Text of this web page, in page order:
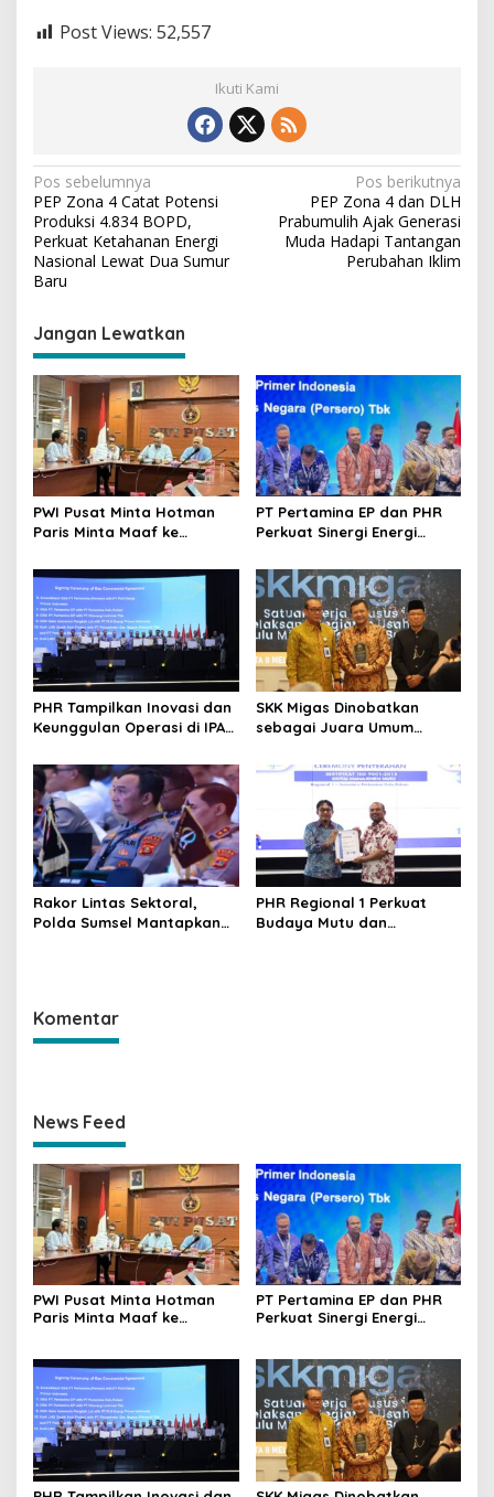
Post Views: 52,557
Ikuti Kami
N
a
v
i
a
s
i
p
o
s
Pos sebelumnya
PEP Zona 4 Catat Potensi
Produksi 4.834 BOPD,
Perkuat Ketahanan Energi
Nasional Lewat Dua Sumur
Baru
Pos berikutnya
PEP Zona 4 dan DLH
Prabumulih Ajak Generasi
Muda Hadapi Tantangan
Perubahan Iklim
Jangan Lewatkan
PWI Pusat Minta Hotman
Paris Minta Maaf ke
Martabat Pers Harus
Dihormati
PT Pertamina EP dan PHR
Perkuat Sinergi Energi
Kesepakatan Jual Beli Gas
di IPA Convex 2026
PHR Tampilkan Inovasi dan
Keunggulan Operasi di IPA
Ketahanan Energi Nasional
SKK Migas Dinobatkan
sebagai Juara Umum
Negara 2025
Rakor Lintas Sektoral,
Polda Sumsel Mantapkan
PHR Regional 1 Perkuat
Budaya Mutu dan
Komentar
News Feed
PWI Pusat Minta Hotman
Paris Minta Maaf ke
Dihormati
PT Pertamina EP dan PHR
Perkuat Sinergi Energi
di IPA Convex 2026